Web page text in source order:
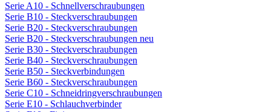
Serie A10 - Schnellverschraubungen
Serie B10 - Steckverschraubungen
Serie B20 - Steckverschraubungen
Serie B20 - Steckverschraubungen neu
Serie B30 - Steckverschraubungen
Serie B40 - Steckverschraubungen
Serie B50 - Steckverbindungen
Serie B60 - Steckverschraubungen
Serie C10 - Schneidringverschraubungen
Serie E10 - Schlauchverbinder